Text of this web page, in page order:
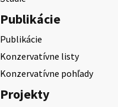
Publikácie
Publikácie
Konzervatívne listy
Konzervatívne pohľady
Projekty